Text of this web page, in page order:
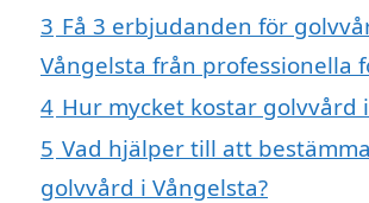
3 Få 3 erbjudanden för
Vångelsta från professionella
4 Hur mycket kostar golvvård
5 Vad hjälper till att
golvvård i Vångelsta?